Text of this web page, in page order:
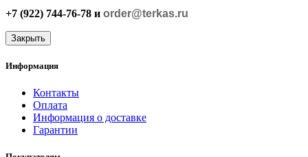
+7 (922) 744-76-78 и order@terkas.ru
Закрыть
Информация
Контакты
Оплата
Информация о доставке
Гарантии